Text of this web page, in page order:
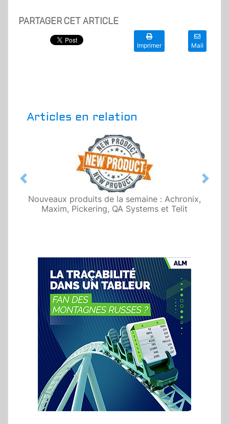
PARTAGER CET ARTICLE
Imprimer Mail
Articles en relation
Nouveaux produits de la semaine : Achronix,
Maxim, Pickering, QA Systems et Telit
Previous Next